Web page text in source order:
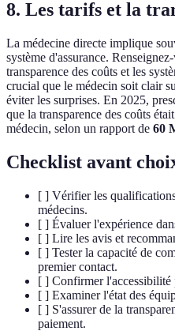
8. Les tarifs et la
La médecine directe implique
système d'assurance.
transparence des coûts et les
crucial que le médecin soit clair
éviter les surprises. En 2025,
que la transparence des coûts
médecin, selon un rapport de 60
Checklist avant
[ ] Vérifier les
médecins.
[ ] Évaluer l'expérience
[ ] Lire les avis et
[ ] Tester la capacité de
premier contact.
[ ] Confirmer l'accessibilité
[ ] Examiner l'état des
[ ] S'assurer de la
paiement.